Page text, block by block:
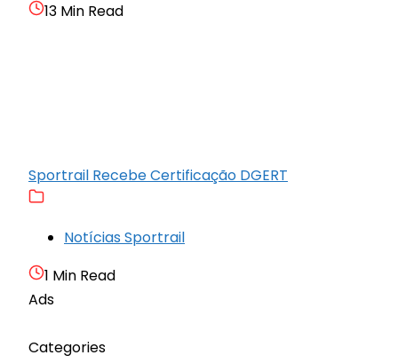
13 Min Read
Sportrail Recebe Certificação DGERT
Notícias Sportrail
1 Min Read
Ads
Categories